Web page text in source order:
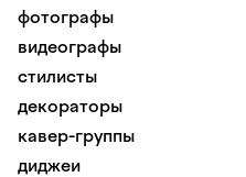
фотографы
видеографы
стилисты
декораторы
кавер-группы
диджеи